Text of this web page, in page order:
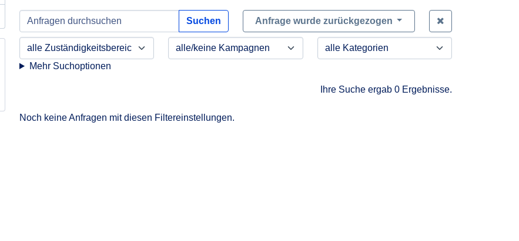
Suchen Anfrage wurde zurückgezogen
Mehr Suchoptionen
Ihre Suche ergab 0 Ergebnisse.
Noch keine Anfragen mit diesen Filtereinstellungen.